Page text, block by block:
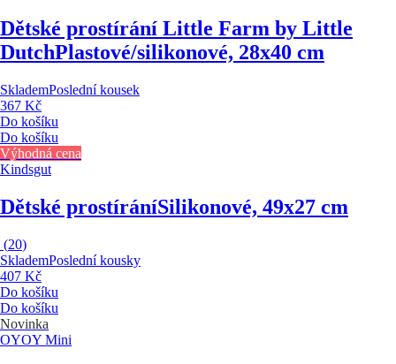
Dětské prostírání Little Farm by Little
DutchPlastové/silikonové, 28x40 cm
SklademPoslední kousek
367 Kč
Do košíku
Do košíku
Výhodná cena
Kindsgut
Dětské prostíráníSilikonové, 49x27 cm
(20)
SklademPoslední kousky
407 Kč
Do košíku
Do košíku
Novinka
OYOY Mini